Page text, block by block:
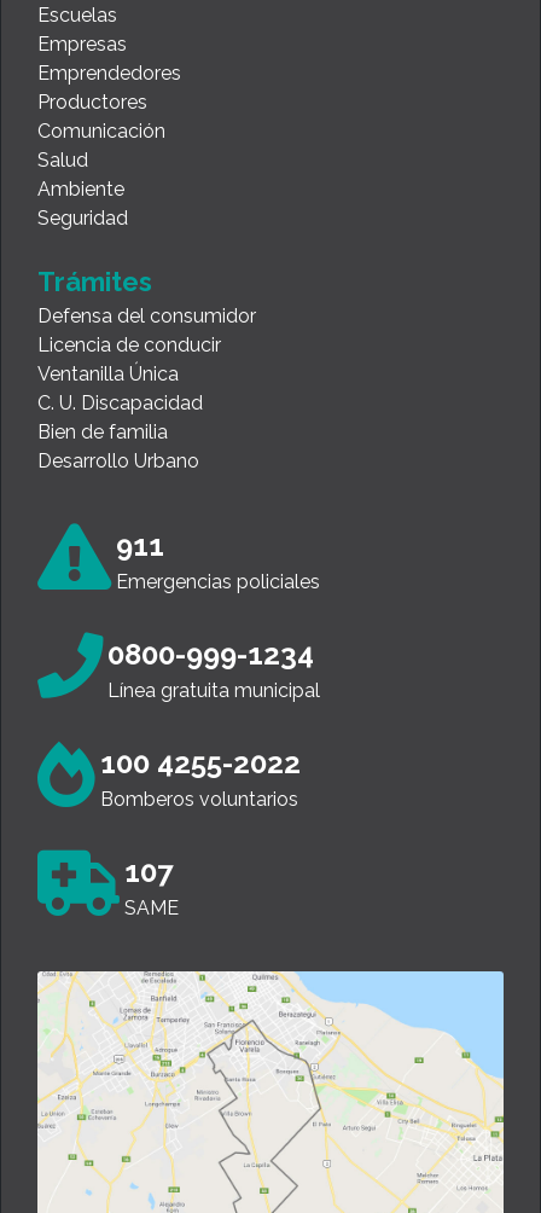
Escuelas
Empresas
Emprendedores
Productores
Comunicación
Salud
Ambiente
Seguridad
Trámites
Defensa del consumidor
Licencia de conducir
Ventanilla Única
C. U. Discapacidad
Bien de familia
Desarrollo Urbano
911
Emergencias policiales
0800-999-1234
Línea gratuita municipal
100 4255-2022
Bomberos voluntarios
107
SAME